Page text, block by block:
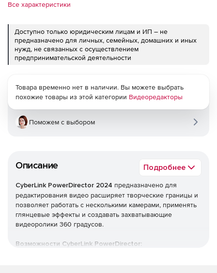
Все характеристики
Доступно только юридическим лицам и ИП – не
предназначено для личных, семейных, домашних и иных
нужд, не связанных с осуществлением
предпринимательской деятельности
Описание Подробнее
CyberLink PowerDirector 2024 предназначено для
редактирования видео расширяет творческие границы и
позволяет работать с несколькими камерами, применять
глянцевые эффекты и создавать захватывающие
видеоролики 360 градусов.
Возможности CyberLink PowerDirector:
Товара временно нет в наличии. Вы можете выбрать
похожие товары из этой категории Видеоредакторы
Поможем с выбором